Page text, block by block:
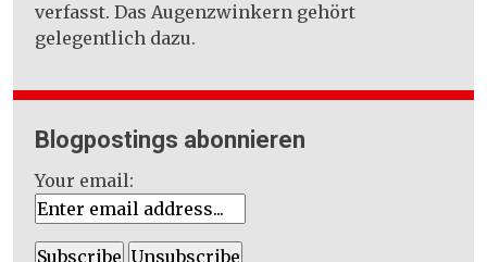
verfasst. Das Augenzwinkern gehört
gelegentlich dazu.
Blogpostings abonnieren
Your email: